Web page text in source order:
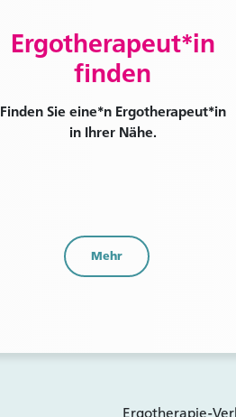
Ergotherapeut*in
finden
Finden Sie eine*n Ergotherapeut*in
in Ihrer Nähe.
Mehr
Ergotherapie-